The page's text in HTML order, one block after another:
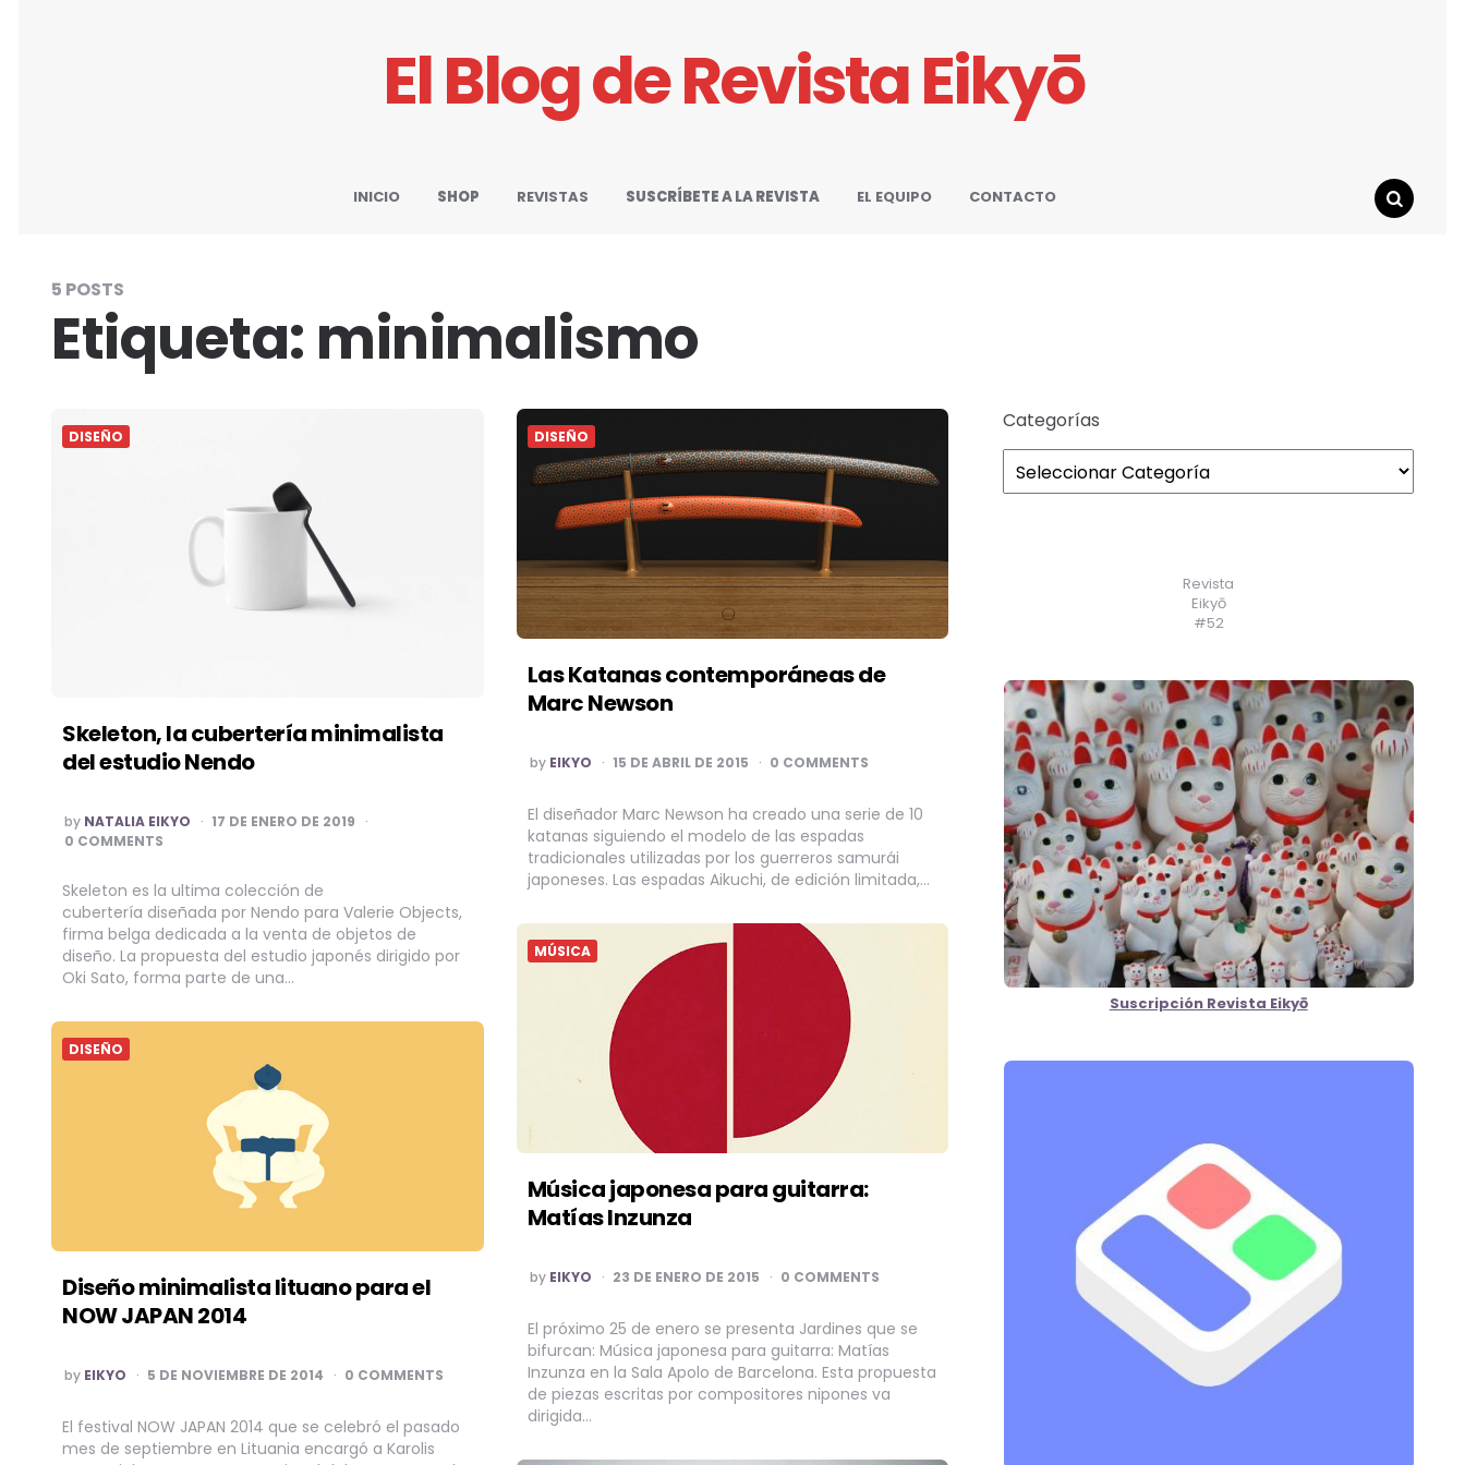
El Blog de Revista Eikyō
INICIO SHOP REVISTAS SUSCRÍBETE A LA REVISTA EL EQUIPO
CONTACTO
5 POSTS
Etiqueta: minimalismo
DISEÑO
Skeleton, la cubertería minimalista
del estudio Nendo
POSTED
BY
by NATALIA EIKYO
17 DE ENERO DE 2019
0 COMMENTS
Skeleton es la ultima colección de
cubertería diseñada por Nendo para Valerie Objects,
firma belga dedicada a la venta de objetos de
diseño. La propuesta del estudio japonés dirigido por
Oki Sato, forma parte de una…
DISEÑO
Las Katanas contemporáneas de
Marc Newson
POSTED
BY
by EIKYO 15 DE ABRIL DE 2015 0 COMMENTS
El diseñador Marc Newson ha creado una serie de 10
katanas siguiendo el modelo de las espadas
tradicionales utilizadas por los guerreros samurái
japoneses. Las espadas Aikuchi, de edición limitada,…
MÚSICA
Música japonesa para guitarra:
Matías Inzunza
POSTED
BY
by EIKYO 23 DE ENERO DE 2015 0 COMMENTS
El próximo 25 de enero se presenta Jardines que se
bifurcan: Música japonesa para guitarra: Matías
Inzunza en la Sala Apolo de Barcelona. Esta propuesta
de piezas escritas por compositores nipones va
dirigida…
DISEÑO
Diseño minimalista lituano para el
NOW JAPAN 2014
POSTED
BY
by EIKYO 5 DE NOVIEMBRE DE 2014 0 COMMENTS
El festival NOW JAPAN 2014 que se celebró el pasado
mes de septiembre en Lituania encargó a Karolis
Categorías
Revista
Eikyō
#52
Suscripción Revista Eikyō